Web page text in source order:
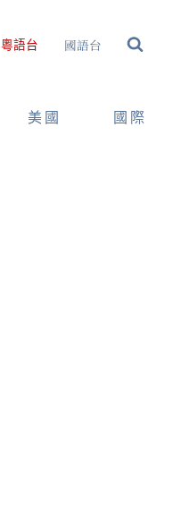
粵語台 國語台
美國 國際